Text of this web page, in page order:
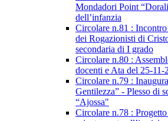
Mondadori Point
dell’infanzia
Circolare n.81 :
dei Rogazionisti di
secondaria di I grado
Circolare n.80 :
docenti e Ata del 25-11-
Circolare n.79 :
Gentilezza” - Plesso di
“Ajossa"
Circolare n.78 :